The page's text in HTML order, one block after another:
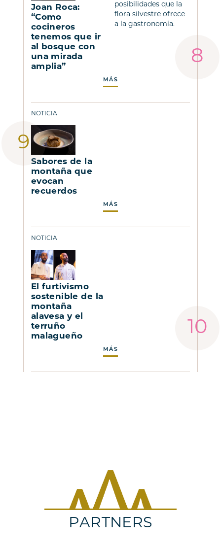
Joan Roca:
“Como
cocineros
tenemos que ir
al bosque con
una mirada
amplia”
posibilidades que la
flora silvestre ofrece
a la gastronomía.
MÁS
NOTICIA
Sabores de la
montaña que
evocan
recuerdos
MÁS
NOTICIA
El furtivismo
sostenible de la
montaña
alavesa y el
terruño
malagueño
MÁS
PARTNERS